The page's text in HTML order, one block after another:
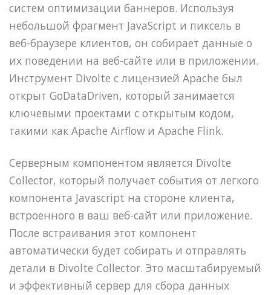
систем оптимизации баннеров. Используя
небольшой фрагмент JavaScript и пиксель в
веб-браузере клиентов, он собирает данные о
их поведении на веб-сайте или в приложении.
Инструмент Divolte с лицензией Apache был
открыт GoDataDriven, который занимается
ключевыми проектами с открытым кодом,
такими как Apache Airflow и Apache Flink.
Серверным компонентом является Divolte
Collector, который получает события от легкого
компонента Javascript на стороне клиента,
встроенного в ваш веб-сайт или приложение.
После встраивания этот компонент
автоматически будет собирать и отправлять
детали в Divolte Collector. Это масштабируемый
и эффективный сервер для сбора данных